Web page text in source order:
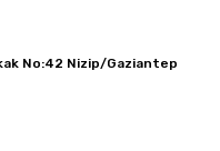
No:42 Nizip/Gaziantep